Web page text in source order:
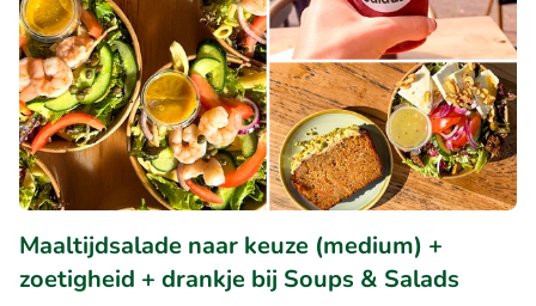
Maaltijdsalade naar keuze (medium) +
zoetigheid + drankje bij Soups & Salads